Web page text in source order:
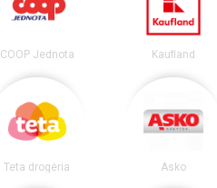
COOP Jednota Kaufland
Teta drogéria Asko